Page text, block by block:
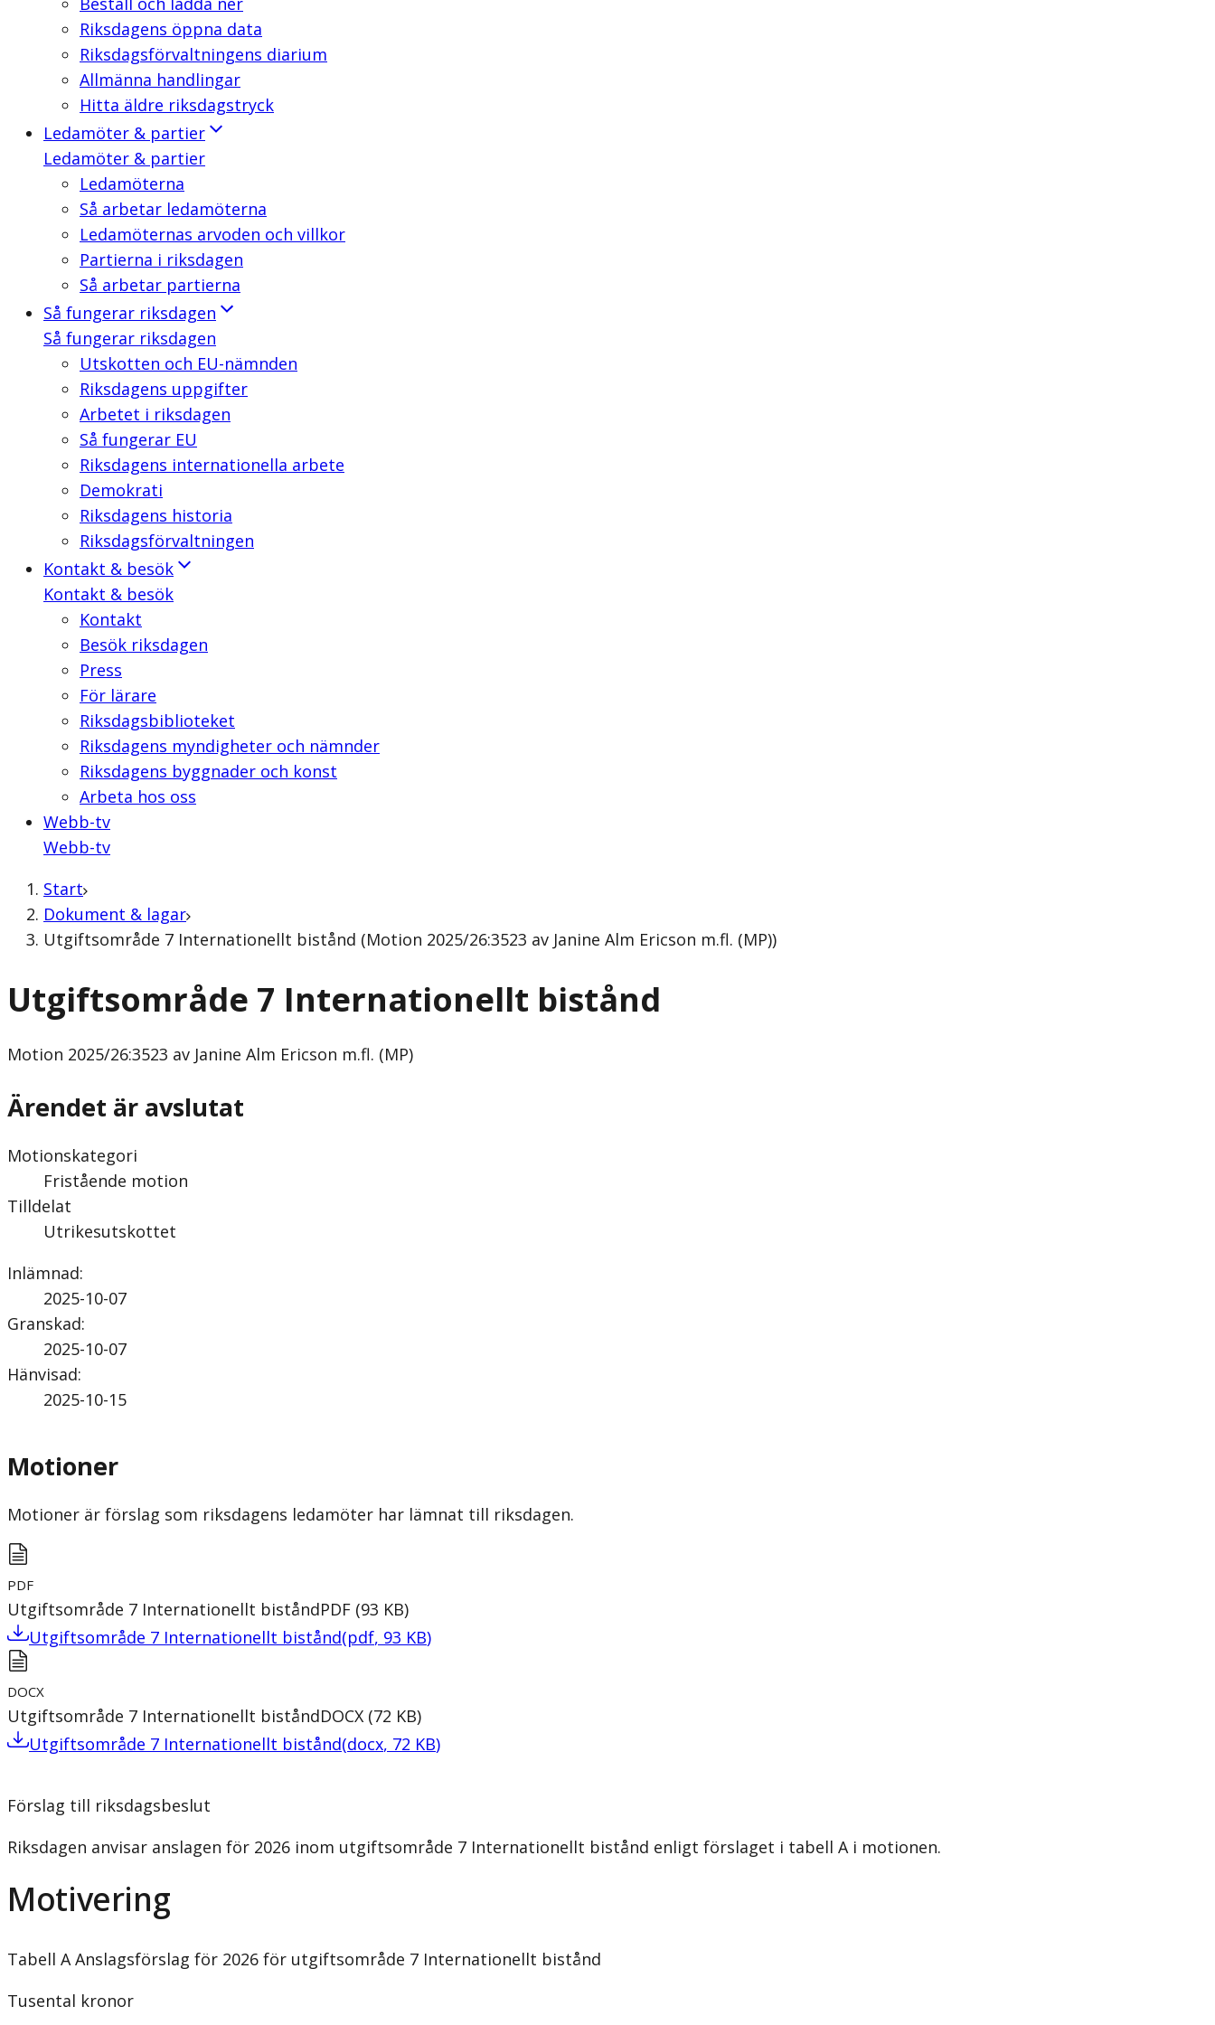
Riksdagens öppna data
Riksdagsförvaltningens diarium
Allmänna handlingar
Hitta äldre riksdagstryck
Ledamöter & partier
Ledamöter & partier
Ledamöterna
Så arbetar ledamöterna
Ledamöternas arvoden och villkor
Partierna i riksdagen
Så arbetar partierna
Så fungerar riksdagen
Så fungerar riksdagen
Utskotten och EU-nämnden
Riksdagens uppgifter
Arbetet i riksdagen
Så fungerar EU
Riksdagens internationella arbete
Demokrati
Riksdagens historia
Riksdagsförvaltningen
Kontakt & besök
Kontakt & besök
Kontakt
Besök riksdagen
Press
För lärare
Riksdagsbiblioteket
Riksdagens myndigheter och nämnder
Riksdagens byggnader och konst
Arbeta hos oss
Webb-tv
Webb-tv
Start
Dokument & lagar
Utgiftsområde 7 Internationellt bistånd (Motion 2025/26:3523 av Janine Alm Ericson m.fl. (MP))
Utgiftsområde 7 Internationellt bistånd
Motion 2025/26:3523 av Janine Alm Ericson m.fl. (MP)
Ärendet är avslutat
Motionskategori
Fristående motion
Tilldelat
Utrikesutskottet
Inlämnad:
2025-10-07
Granskad:
2025-10-07
Hänvisad:
2025-10-15
Motioner
Motioner är förslag som riksdagens ledamöter har lämnat till riksdagen.
PDF
Utgiftsområde 7 Internationellt biståndPDF (93 KB)
Utgiftsområde 7 Internationellt bistånd(pdf, 93 KB)
DOCX
Utgiftsområde 7 Internationellt biståndDOCX (72 KB)
Utgiftsområde 7 Internationellt bistånd(docx, 72 KB)
Förslag till riksdagsbeslut
Riksdagen anvisar anslagen för 2026 inom utgiftsområde 7 Internationellt bistånd enligt förslaget i tabell A i motionen.
Motivering
Tabell A Anslagsförslag för 2026 för utgiftsområde 7 Internationellt bistånd
Tusental kronor